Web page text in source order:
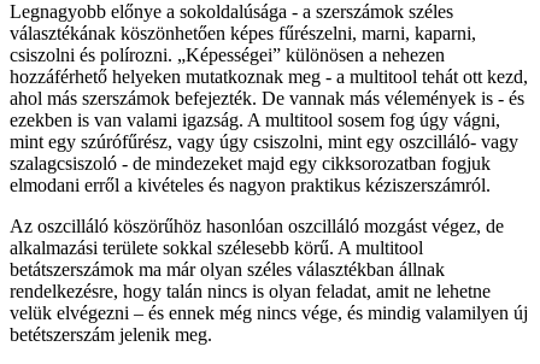
Legnagyobb előnye a sokoldalúsága - a szerszámok széles
választékának köszönhetően képes fűrészelni, marni, kaparni,
csiszolni és polírozni. „Képességei” különösen a nehezen
hozzáférhető helyeken mutatkoznak meg - a multitool tehát ott kezd,
ahol más szerszámok befejezték. De vannak más vélemények is - és
ezekben is van valami igazság. A multitool sosem fog úgy vágni,
mint egy szúrófűrész, vagy úgy csiszolni, mint egy oszcilláló- vagy
szalagcsiszoló - de mindezeket majd egy cikksorozatban fogjuk
elmodani erről a kivételes és nagyon praktikus kéziszerszámról.
Az oszcilláló köszörűhöz hasonlóan oszcilláló mozgást végez, de
alkalmazási területe sokkal szélesebb körű. A multitool
betátszerszámok ma már olyan széles választékban állnak
rendelkezésre, hogy talán nincs is olyan feladat, amit ne lehetne
velük elvégezni – és ennek még nincs vége, és mindig valamilyen új
betétszerszám jelenik meg.